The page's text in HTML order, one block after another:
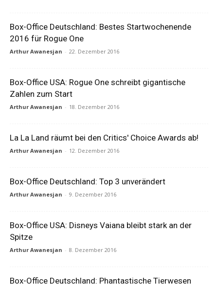
Box-Office Deutschland: Bestes Startwochenende
2016 für Rogue One
Arthur Awanesjan - 22. Dezember 2016
Box-Office USA: Rogue One schreibt gigantische
Zahlen zum Start
Arthur Awanesjan - 18. Dezember 2016
La La Land räumt bei den Critics' Choice Awards ab!
Arthur Awanesjan - 12. Dezember 2016
Box-Office Deutschland: Top 3 unverändert
Arthur Awanesjan - 9. Dezember 2016
Box-Office USA: Disneys Vaiana bleibt stark an der
Spitze
Arthur Awanesjan - 8. Dezember 2016
Box-Office Deutschland: Phantastische Tierwesen